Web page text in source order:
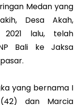
Medan yang
Desa Akah,
2021 lalu, telah
Bali ke Jaksa
yang bernama I
dan Marcia